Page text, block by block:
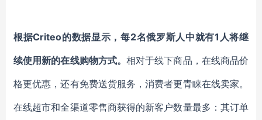
根据Criteo的数据显示，每2名俄罗斯人中就有1人将继
续使用新的在线购物方式。 相对于线下商品，在线商品价
格更优惠，还有免费送货服务，消费者更青睐在线卖家。
在线超市和全渠道零售商获得的新客户数量最多：其订单